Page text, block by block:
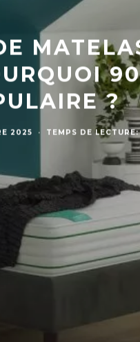
?
2025 · TEMPS DE